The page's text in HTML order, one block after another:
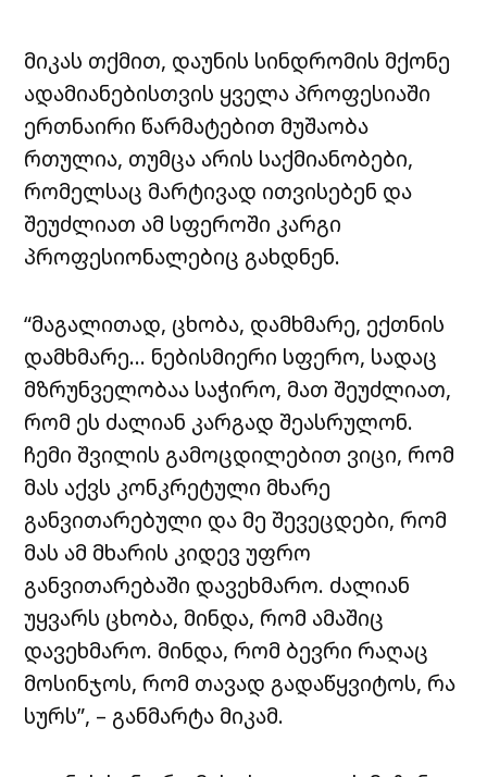
მიკას თქმით, დაუნის სინდრომის მქონე
ადამიანებისთვის ყველა პროფესიაში
ერთნაირი წარმატებით მუშაობა
რთულია, თუმცა არის საქმიანობები,
რომელსაც მარტივად ითვისებენ და
შეუძლიათ ამ სფეროში კარგი
პროფესიონალებიც გახდნენ.
“მაგალითად, ცხობა, დამხმარე, ექთნის
დამხმარე… ნებისმიერი სფერო, სადაც
მზრუნველობაა საჭირო, მათ შეუძლიათ,
რომ ეს ძალიან კარგად შეასრულონ.
ჩემი შვილის გამოცდილებით ვიცი, რომ
მას აქვს კონკრეტული მხარე
განვითარებული და მე შევეცდები, რომ
მას ამ მხარის კიდევ უფრო
განვითარებაში დავეხმარო. ძალიან
უყვარს ცხობა, მინდა, რომ ამაშიც
დავეხმარო. მინდა, რომ ბევრი რაღაც
მოსინჯოს, რომ თავად გადაწყვიტოს, რა
სურს”, – განმარტა მიკამ.